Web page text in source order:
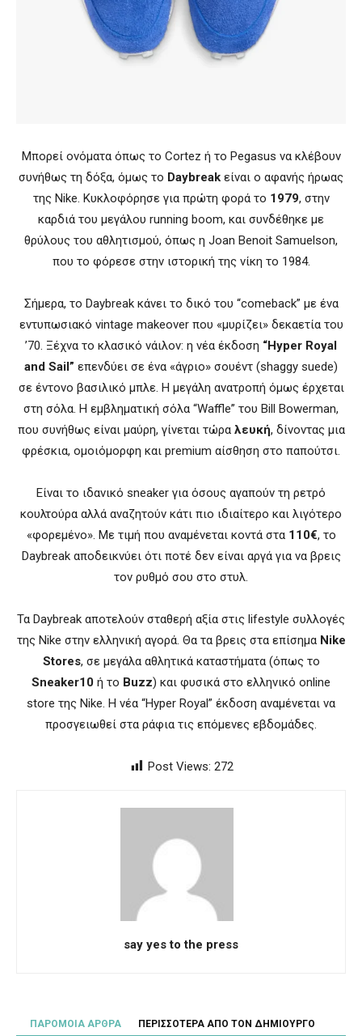
Μπορεί ονόματα όπως το Cortez ή το Pegasus να κλέβουν
συνήθως τη δόξα, όμως το Daybreak είναι ο αφανής ήρωας
της Nike. Κυκλοφόρησε για πρώτη φορά το 1979, στην
καρδιά του μεγάλου running boom, και συνδέθηκε με
θρύλους του αθλητισμού, όπως η Joan Benoit Samuelson,
που το φόρεσε στην ιστορική της νίκη το 1984.
Σήμερα, το Daybreak κάνει το δικό του “comeback” με ένα
εντυπωσιακό vintage makeover που «μυρίζει» δεκαετία του
’70. Ξέχνα το κλασικό νάιλον: η νέα έκδοση “Hyper Royal
and Sail” επενδύει σε ένα «άγριο» σουέντ (shaggy suede)
σε έντονο βασιλικό μπλε. Η μεγάλη ανατροπή όμως έρχεται
στη σόλα. Η εμβληματική σόλα “Waffle” του Bill Bowerman,
που συνήθως είναι μαύρη, γίνεται τώρα λευκή, δίνοντας μια
φρέσκια, ομοιόμορφη και premium αίσθηση στο παπούτσι.
Είναι το ιδανικό sneaker για όσους αγαπούν τη ρετρό
κουλτούρα αλλά αναζητούν κάτι πιο ιδιαίτερο και λιγότερο
«φορεμένο». Με τιμή που αναμένεται κοντά στα 110€, το
Daybreak αποδεικνύει ότι ποτέ δεν είναι αργά για να βρεις
τον ρυθμό σου στο στυλ.
Τα Daybreak αποτελούν σταθερή αξία στις lifestyle συλλογές
της Nike στην ελληνική αγορά. Θα τα βρεις στα επίσημα Nike
Stores, σε μεγάλα αθλητικά καταστήματα (όπως το
Sneaker10 ή το Buzz) και φυσικά στο ελληνικό online
store της Nike. Η νέα “Hyper Royal” έκδοση αναμένεται να
προσγειωθεί στα ράφια τις επόμενες εβδομάδες.
Post Views: 272
say yes to the press
ΠΑΡΟΜΟΙΑ ΑΡΘΡΑ ΠΕΡΙΣΣΟΤΕΡΑ ΑΠΟ ΤΟΝ ΔΗΜΙΟΥΡΓΟ